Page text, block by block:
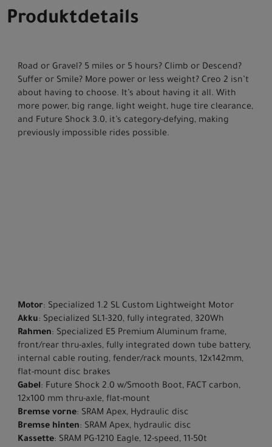
Produktdetails
Road or Gravel? 5 miles or 5 hours? Climb or Descend?
Suffer or Smile? More power or less weight? Creo 2 isn’t
about having to choose. It’s about having it all. With
more power, big range, light weight, huge tire clearance,
and Future Shock 3.0, it’s category-defying, making
previously impossible rides possible.
Motor: Specialized 1.2 SL Custom Lightweight Motor
Akku: Specialized SL1-320, fully integrated, 320Wh
Rahmen: Specialized E5 Premium Aluminum frame,
front/rear thru-axles, fully integrated down tube battery,
internal cable routing, fender/rack mounts, 12x142mm,
flat-mount disc brakes
Gabel: Future Shock 2.0 w/Smooth Boot, FACT carbon,
12x100 mm thru-axle, flat-mount
Bremse vorne: SRAM Apex, Hydraulic disc
Bremse hinten: SRAM Apex, hydraulic disc
Kassette: SRAM PG-1210 Eagle, 12-speed, 11-50t